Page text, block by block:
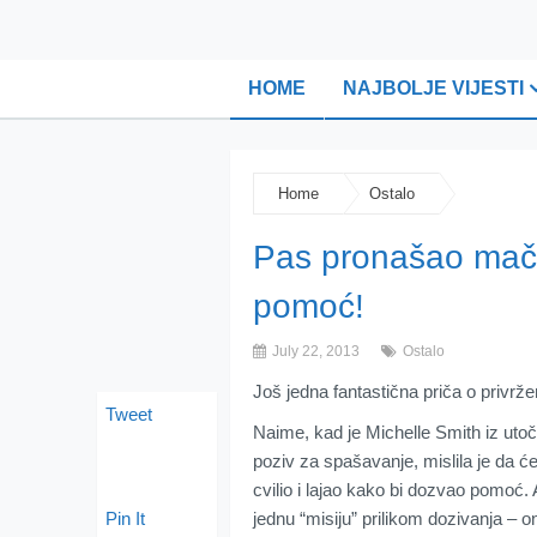
HOME NAJBOLJE VIJESTI
Home Ostalo
Pas pronašao
pomoć!
July 22, 2013 Ostalo
Još jedna fantastična priča o
Naime, kad je Michelle Smith iz
poziv za spašavanje, mislila je da
cvilio i lajao kako bi dozvao
jednu “misiju” prilikom dozivanja –
Tweet
Pin It